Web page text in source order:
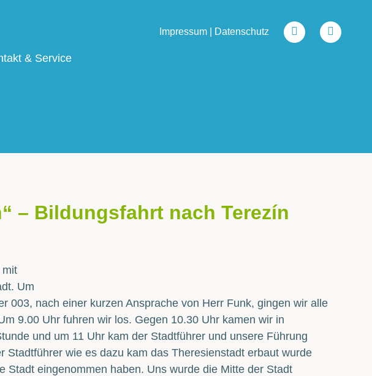
Impressum Datenschutz
& Service
– Bildungsfahrt nach Terezín
mit
Um
003, nach einer kurzen Ansprache von Herr Funk, gingen wir alle
9.00 Uhr fuhren wir los. Gegen 10.30 Uhr kamen wir in
und um 11 Uhr kam der Stadtführer und unsere Führung
Stadtführer wie es dazu kam das Theresienstadt erbaut wurde
Stadt eingenommen haben. Uns wurde die Mitte der Stadt